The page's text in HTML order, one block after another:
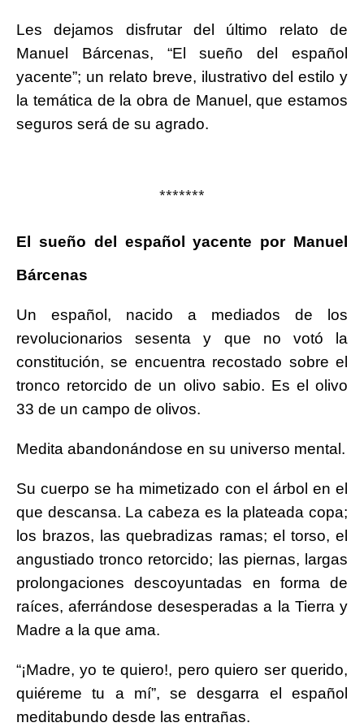
Les dejamos disfrutar del último relato de
Manuel Bárcenas, “El sueño del español
yacente”; un relato breve, ilustrativo del estilo y
la temática de la obra de Manuel, que estamos
seguros será de su agrado.
*******
El sueño del español yacente por Manuel
Bárcenas
Un español, nacido a mediados de los
revolucionarios sesenta y que no votó la
constitución, se encuentra recostado sobre el
tronco retorcido de un olivo sabio. Es el olivo
33 de un campo de olivos.
Medita abandonándose en su universo mental.
Su cuerpo se ha mimetizado con el árbol en el
que descansa. La cabeza es la plateada copa;
los brazos, las quebradizas ramas; el torso, el
angustiado tronco retorcido; las piernas, largas
prolongaciones descoyuntadas en forma de
raíces, aferrándose desesperadas a la Tierra y
Madre a la que ama.
“¡Madre, yo te quiero!, pero quiero ser querido,
quiéreme tu a mí”, se desgarra el español
meditabundo desde las entrañas.